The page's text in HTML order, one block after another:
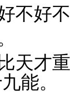
不好
天才
能。